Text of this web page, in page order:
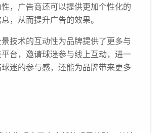
，广告商还可以提供更加个性化的
，从而提升广告的效果。
技术的互动性为品牌提供了更多与
台，邀请球迷参与线上互动，进一
迷的参与感，还能为品牌带来更多